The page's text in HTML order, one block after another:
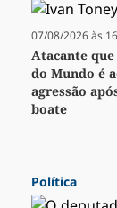
07/08/2026 às
Atacante
do Mundo é
agressão
boate
Política